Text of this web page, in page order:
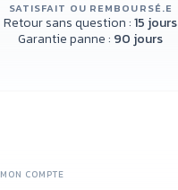
SATISFAIT OU REMBOURSÉ.E
Retour sans question :15 jours
Garantie panne : 90 jours
MON COMPTE